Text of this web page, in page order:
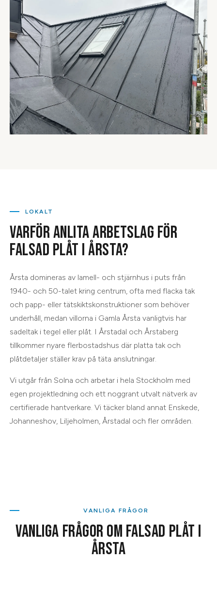
LOKALT
VARFÖR ANLITA ARBETSLAG FÖR
FALSAD PLÅT IÅRSTA?
Årsta domineras av lamell- och stjärnhus i puts från
1940- och 50-talet kring centrum, ofta med flacka tak
och papp- eller tätskiktskonstruktioner som behöver
underhåll, medan villorna i Gamla Årsta vanligtvis har
sadeltak i tegel eller plåt. I Årstadal och Årstaberg
tillkommer nyare flerbostadshus där platta tak och
plåtdetaljer ställer krav på täta anslutningar.
Vi utgår från Solna och arbetar i hela Stockholm med
egen projektledning och ett noggrant utvalt nätverk av
certifierade hantverkare. Vi täcker bland annat Enskede,
Johanneshov, Liljeholmen, Årstadal och fler områden.
VANLIGA FRÅGOR
VANLIGA FRÅGOR OM FALSAD PLÅT I
ÅRSTA